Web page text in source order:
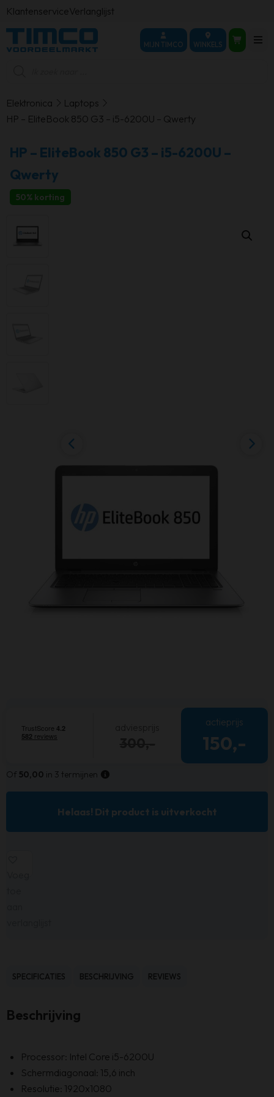
KlantenserviceVerlanglijst
MIJN TIMCO WINKELS
Elektronica
Laptops
HP – EliteBook 850 G3 – i5-6200U – Qwerty
HP – EliteBook 850 G3 – i5-6200U –
Qwerty
50% korting
actieprijs
150,-
Of 50,00 in 3 termijnen
Helaas! Dit product is uitverkocht
SPECIFICATIES BESCHRIJVING REVIEWS
Beschrijving
Processor: Intel Core i5-6200U
Schermdiagonaal: 15,6 inch
Resolutie: 1920x1080